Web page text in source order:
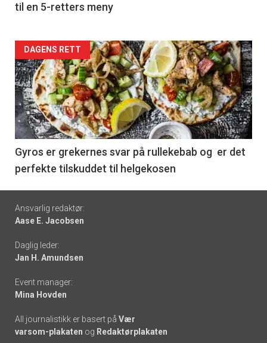
til en 5-retters meny
Forsiden
akkurat
nå
-
6
DAGENS RETT
Gyros er grekernes svar på rullekebab og er det
perfekte tilskuddet til helgekosen
Footer
-
links
Ansvarlig redaktør:
Aase E. Jacobsen
Daglig leder:
Jan H. Amundsen
Event manager:
Mina Hovden
All journalistikk er basert på Vær
varsom-plakaten og Redaktørplakaten